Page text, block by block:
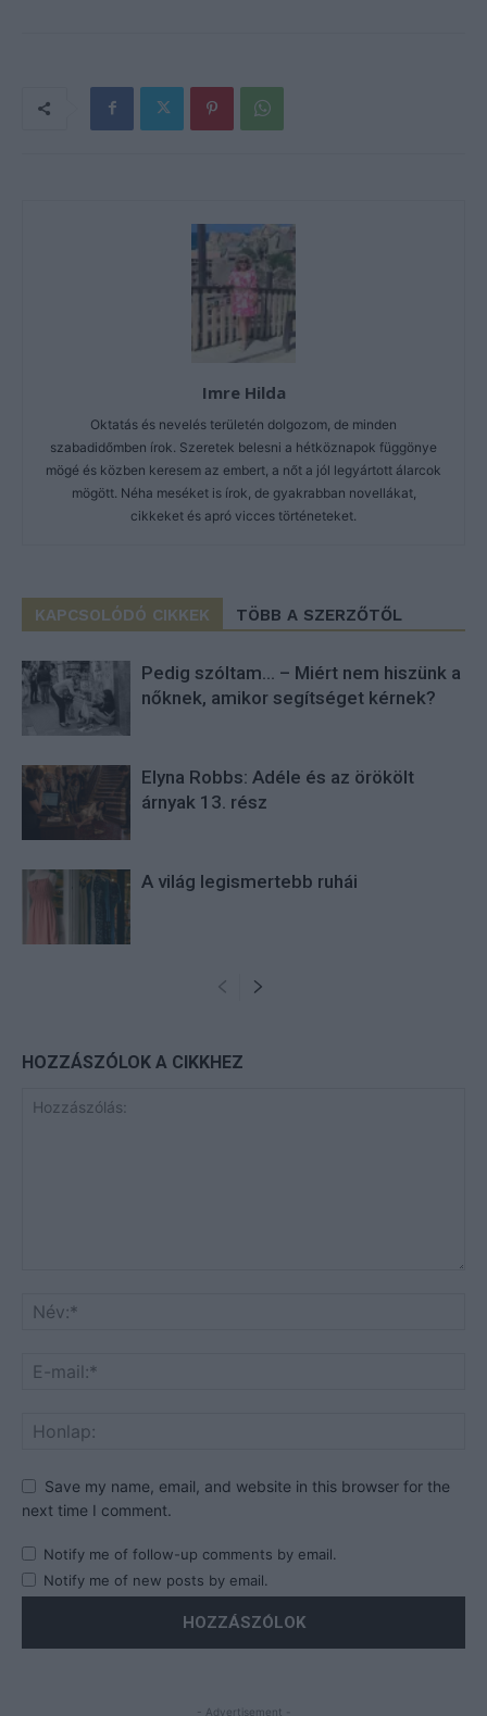
Imre Hilda
Oktatás és nevelés területén dolgozom, de minden
szabadidőmben írok. Szeretek belesni a hétköznapok függönye
mögé és közben keresem az embert, a nőt a jól legyártott álarcok
mögött. Néha meséket is írok, de gyakrabban novellákat,
cikkeket és apró vicces történeteket.
KAPCSOLÓDÓ CIKKEK TÖBB A SZERZŐTŐL
Pedig szóltam… – Miért nem hiszünk a
nőknek, amikor segítséget kérnek?
Elyna Robbs: Adéle és az örökölt
árnyak 13. rész
A világ legismertebb ruhái
HOZZÁSZÓLOK A CIKKHEZ
Save my name, email, and website in this browser for the
next time I comment.
Notify me of follow-up comments by email.
Notify me of new posts by email.
- Advertisement -